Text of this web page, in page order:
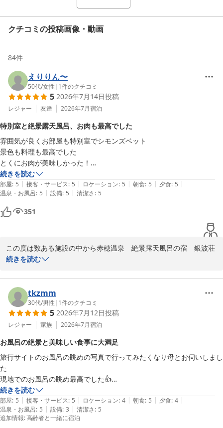
クチコミの投稿画像・動画
84件
えりりん〜
50代/女性 | 1件のクチコミ
5 2026年7月14日投稿
レジャー 友達 2026年7月宿泊
特別室と絶景露天風呂、お肉も最高でした
雰囲気が良くお部屋も特別室でシモンズベット
景色も料理も最高でした
とくにお肉が美味しかった！
スタッフの皆様も丁寧で居心地が良かったです
露天風呂が絶景で混雑もなくゆっくり過ごせました
いい休日がおくれました
ありがとうございました
続きを読む
部屋: 5 | 接客・サービス: 5 | ロケーション: 5 | 朝食: 5 | 夕食: 5 |
温泉・お風呂: 5 | 設備: 5 | 清潔さ: 5
351
この度は数ある施設の中から赤穂温泉　絶景露天風呂の宿　銀波荘
をお選びいただき、誠にありがとうございます。
特別室でのお寛ぎや、当館自慢のお肉料理、そして絶景の露天風呂
と、すべてにおいて最高とのお言葉をいただき、大変嬉しく拝読い
たしました。
お客様にとって良い休日となりましたこと、当館にとっても何より
今後も皆様に心からお寛ぎいただけるよう、丁寧なおもてなしに努
めてまいります。
またのお越しを心よりお待ちしております。
赤穂温泉 絶景露天風呂の宿 銀波荘
2026-07-30
続きを読む
tkzmm
30代/男性 | 1件のクチコミ
5 2026年7月12日投稿
レジャー 家族 2026年7月宿泊
お風呂の絶景と美味しい食事に大満足
旅行サイトのお風呂の眺めの写真で行ってみたくなり母とお伺いしまし
た
現地でのお風呂の眺め最高でした👍
梅雨明けなので海は多少濁っていたけど
天海の湯は海のお風呂に入ってるみたいで気持ち良かったです
朝、天海の湯のサウナが床がやけどしそうなくらい熱かったので入れな
かった🥲‎
続きを読む
部屋: 5 | 接客・サービス: 5 | ロケーション: 4 | 朝食: 5 | 夕食: 4 |
温泉・お風呂: 5 | 設備: 3 | 清潔さ: 5
追加情報:高齢者と一緒に宿泊